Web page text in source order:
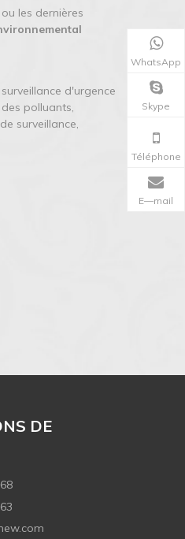
les dernières
d'urgence
polluants,
surveillance,
WhatsApp
Skype
Téléphone
E—mail
DE